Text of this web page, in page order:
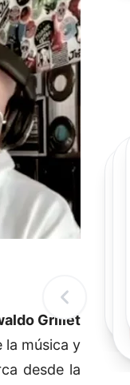
Grillet
la música y
desde la